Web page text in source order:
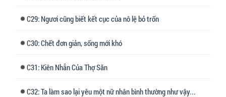
Tóm gọn trong một câu: Muốn tiền sao? Dùng
phải hướng về phía trước
29: Ngươi cũng biết kết cục của nô lệ bỏ trốn
30: Chết đơn giản, sống mới khó
31: Kiên Nhẫn Của Thợ Săn
32: Ta làm sao lại yêu một nữ nhân bình thường như vậy...